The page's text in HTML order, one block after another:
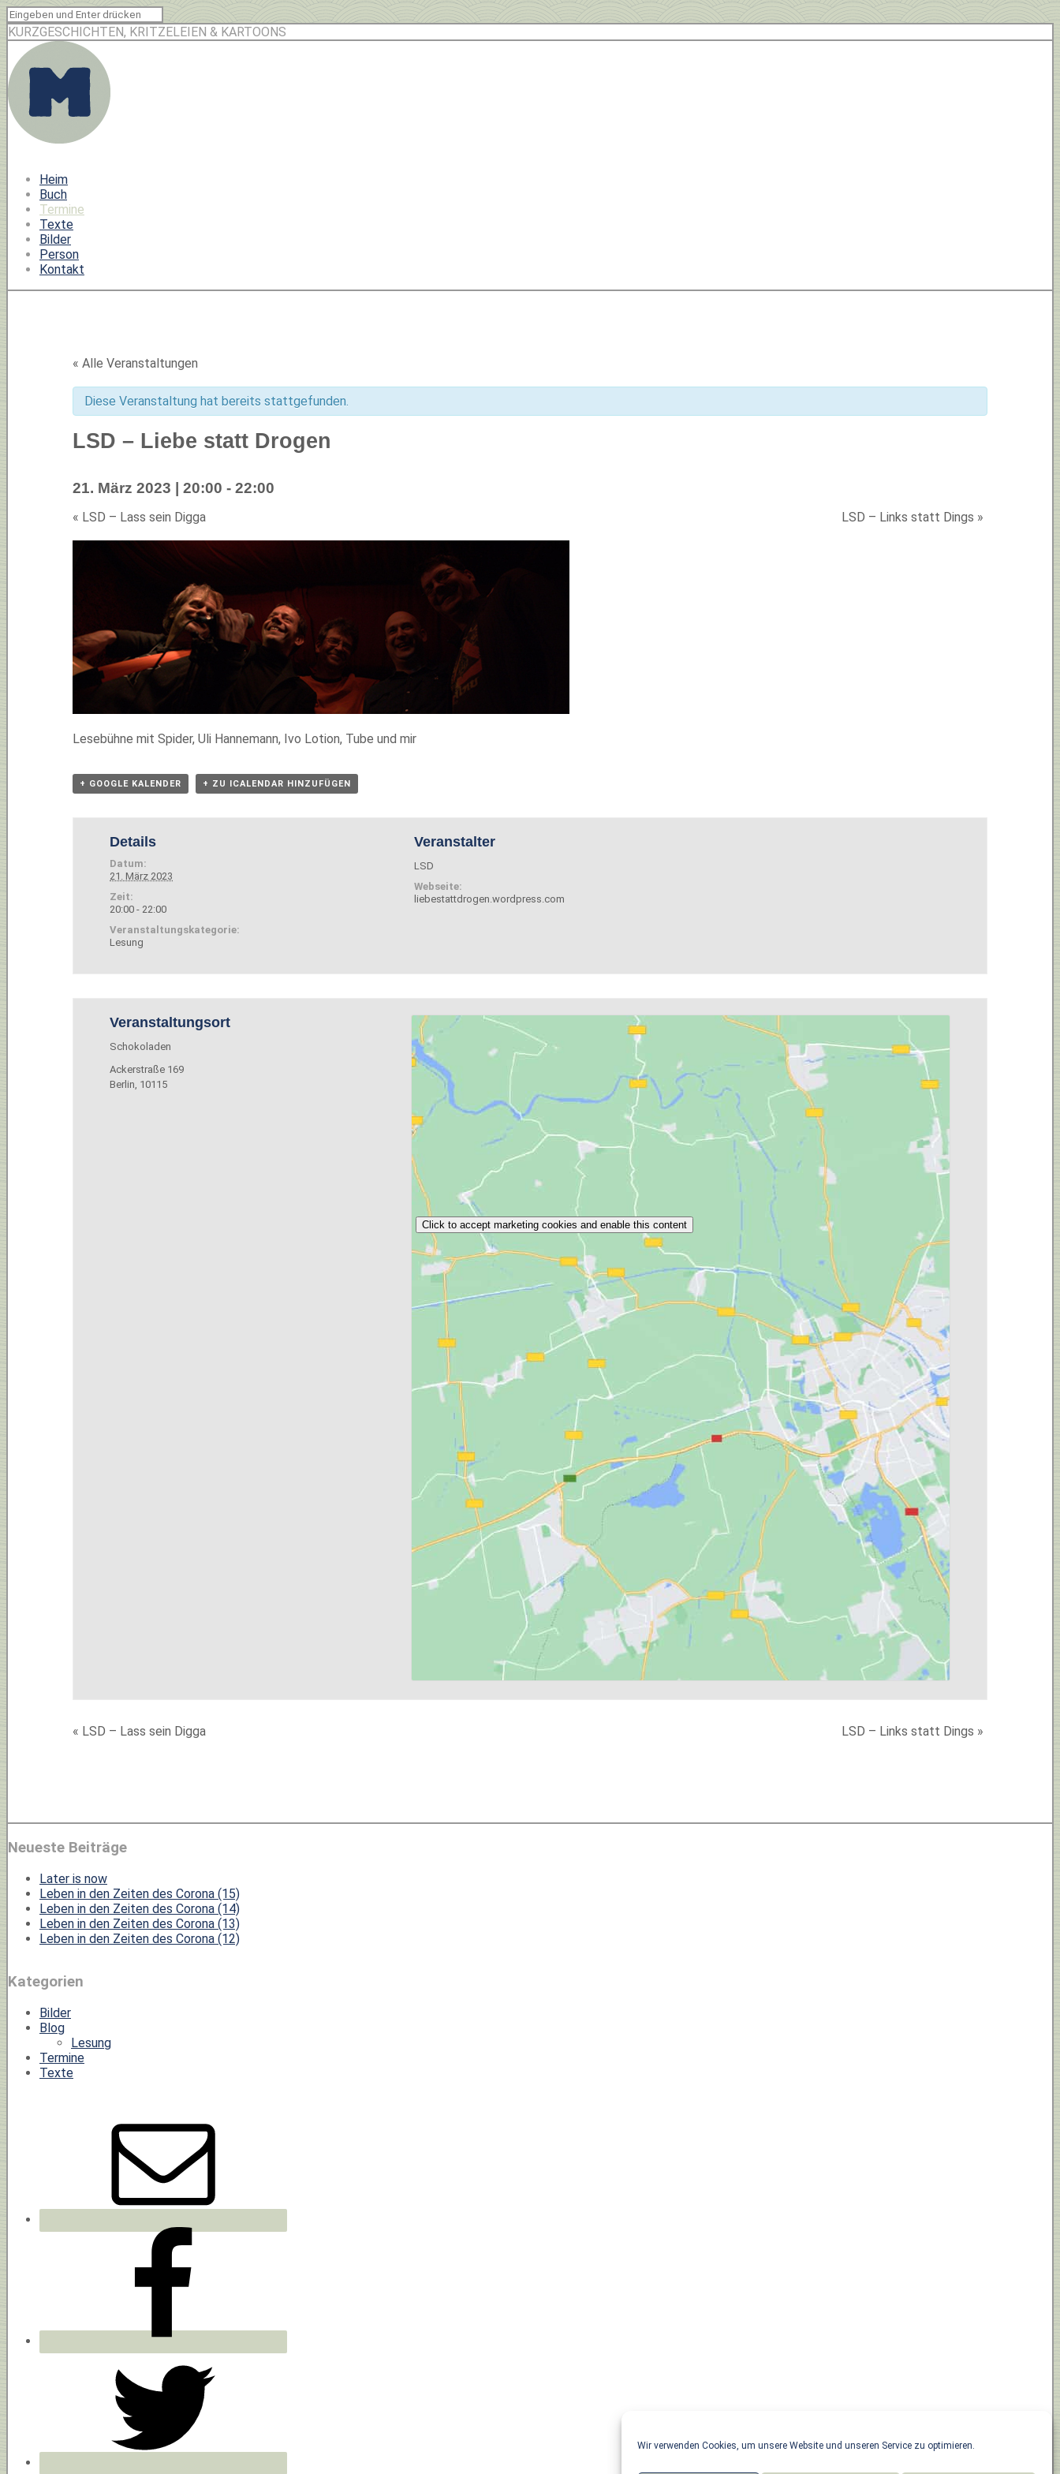
Wir verwenden Cookies, um unsere Website und unseren Service zu optimieren.
KURZGESCHICHTEN, KRITZELEIEN & KARTOONS
Heim
Buch
Termine
Texte
Bilder
Person
Kontakt
« Alle Veranstaltungen
Diese Veranstaltung hat bereits stattgefunden.
LSD – Liebe statt Drogen
21. März 2023 | 20:00 - 22:00
« LSD – Lass sein Digga LSD – Links statt Dings »
Lesebühne mit Spider, Uli Hannemann, Ivo Lotion, Tube und mir
+ GOOGLE KALENDER + ZU ICALENDAR HINZUFÜGEN
Details
Datum:
21. März 2023
Zeit:
20:00 - 22:00
Veranstaltungskategorie:
Lesung
Veranstalter
LSD
Webseite:
liebestattdrogen.wordpress.com
Veranstaltungsort
Schokoladen
Ackerstraße 169
Berlin 10115
Click to accept marketing cookies and enable this content
« LSD – Lass sein Digga LSD – Links statt Dings »
Neueste Beiträge
Later is now
Leben in den Zeiten des Corona (15)
Leben in den Zeiten des Corona (14)
Leben in den Zeiten des Corona (13)
Leben in den Zeiten des Corona (12)
Kategorien
Bilder
Blog
Lesung
Termine
Texte